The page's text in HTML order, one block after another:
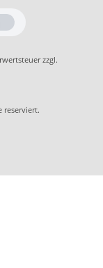
zzgl.
reserviert.